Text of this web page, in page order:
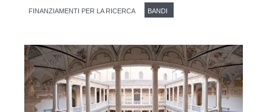
FINANZIAMENTI PER LA RICERCA BANDI